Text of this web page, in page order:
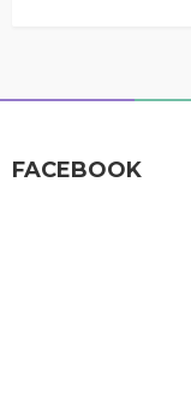
FACEBOOK